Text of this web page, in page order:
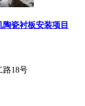
陶瓷衬板安装项目
路18号